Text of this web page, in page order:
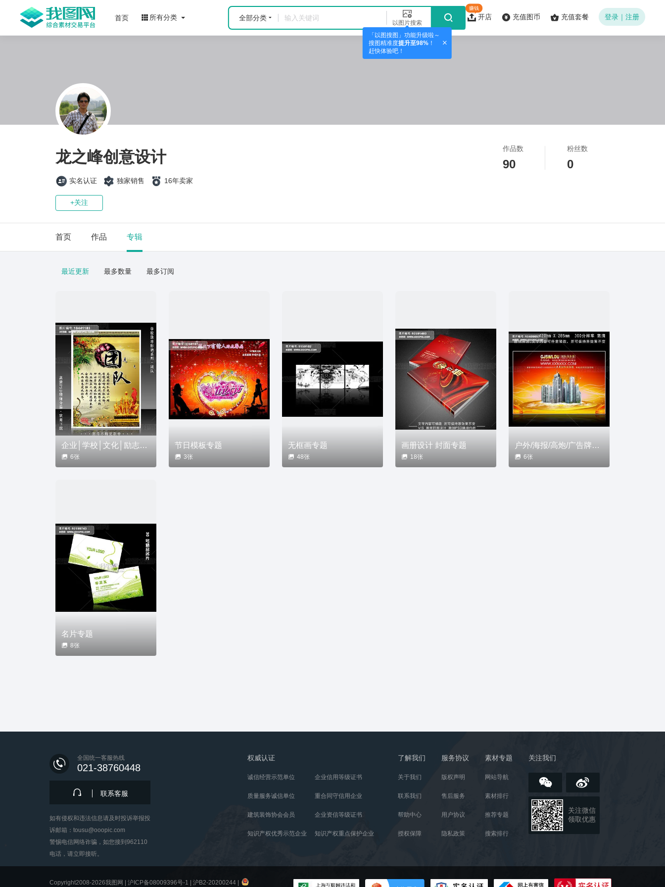
首页 所有分类 全部分类
以图片搜索
「以图搜图」功能升级啦～
搜图精准度提升至98%！
赶快体验吧！
开店
赚钱
充值图币 充值套餐 登录｜注册
龙之峰创意设计
实名认证 独家销售 16年卖家
+关注
作品数
90
粉丝数
0
首页 作品 专辑
最近更新 最多数量 最多订阅
企业│学校│文化│励志│展板专题
6张
节日模板专题
3张
无框画专题
48张
画册设计 封面专题
18张
户外/海报/高炮/广告牌专题
6张
名片专题
8张
全国统一客服热线
021-38760448
联系客服
如有侵权和违法信息请及时投诉举报投
诉邮箱：tousu@ooopic.com
警惕电信网络诈骗，如您接到962110
电话，请立即接听。
权威认证
诚信经营示范单位 企业信用等级证书
质量服务诚信单位 重合同守信用企业
建筑装饰协会会员 企业资信等级证书
知识产权优秀示范企业 知识产权重点保护企业
了解我们
关于我们
联系我们
帮助中心
授权保障
服务协议
版权声明
售后服务
用户协议
隐私政策
素材专题
网站导航
素材排行
推荐专题
搜索排行
关注我们
关注微信
领取优惠
Copyright2008-2026我图网 | 沪ICP备08009396号-1 沪B2-20200244